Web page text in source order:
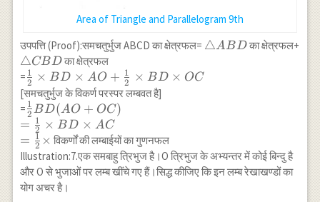
Area of Triangle and Parallelogram 9th
उपपत्ति (Proof):समचतुर्भुज ABCD का क्षेत्रफल= \triangle
△ABDका क्षेत्रफल+
△CBDका क्षेत्रफल
=\frac{1}{2}
\times BD
\times
AO+\frac{1}
{2} \times
BD \times
OC
2
1 × BD × AO + 2
1 × BD × OC
[समचतुर्भुज के विकर्ण परस्पर लम्बवत है]
=\frac{1}{2}
BD(AO+OC)
\\ =\frac{1}
{2} \times
BD \times
AC \\
2
1 BD(AO + OC)
= 2
1 × BD × AC
= 2
1 × विकर्णों की लम्बाईयों का गुणनफल
Illustration:7.एक समबाहु त्रिभुज है।O त्रिभुज के अभ्यन्तर में कोई बिन्दु है
और O से भुजाओं पर लम्ब खींचे गए हैं।सिद्ध कीजिए कि इन लम्ब रेखाखण्डों का
योग अचर है।